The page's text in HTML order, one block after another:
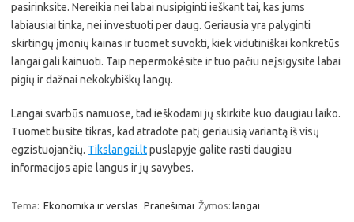
pasirinksite. Nereikia nei labai nusipiginti ieškant tai, kas jums
labiausiai tinka, nei investuoti per daug. Geriausia yra palyginti
skirtingų įmonių kainas ir tuomet suvokti, kiek vidutiniškai konkretūs
langai gali kainuoti. Taip nepermokėsite ir tuo pačiu neįsigysite labai
pigių ir dažnai nekokybiškų langų.
Langai svarbūs namuose, tad ieškodami jų skirkite kuo daugiau laiko.
Tuomet būsite tikras, kad atradote patį geriausią variantą iš visų
egzistuojančių. Tikslangai.ltpuslapyje galite rasti daugiau
informacijos apie langus ir jų savybes.
Tema: Ekonomika ir verslas Pranešimai Žymos: langai